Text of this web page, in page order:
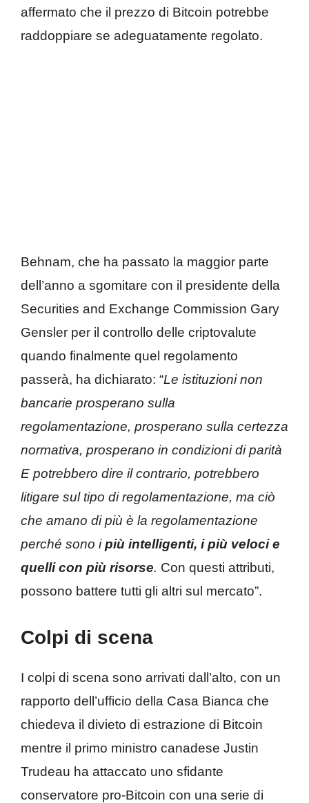
affermato che il prezzo di Bitcoin potrebbe
raddoppiare se adeguatamente regolato.
Behnam, che ha passato la maggior parte
dell’anno a sgomitare con il presidente della
Securities and Exchange Commission Gary
Gensler per il controllo delle criptovalute
quando finalmente quel regolamento
passerà, ha dichiarato: “Le istituzioni non
bancarie prosperano sulla
regolamentazione, prosperano sulla certezza
normativa, prosperano in condizioni di parità
E potrebbero dire il contrario, potrebbero
litigare sul tipo di regolamentazione, ma ciò
che amano di più è la regolamentazione
perché sono ipiù intelligenti, i più veloci e
quelli con più risorse. Con questi attributi,
possono battere tutti gli altri sul mercato”.
Colpi di scena
I colpi di scena sono arrivati ​​dall’alto, con un
rapporto dell’ufficio della Casa Bianca che
chiedeva il divieto di estrazione di Bitcoin
mentre il primo ministro canadese Justin
Trudeau ha attaccato uno sfidante
conservatore pro-Bitcoin con una serie di